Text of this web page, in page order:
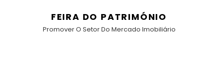
FEIRA DO PATRIMÓNIO
Promover O Setor Do Mercado Imobiliário